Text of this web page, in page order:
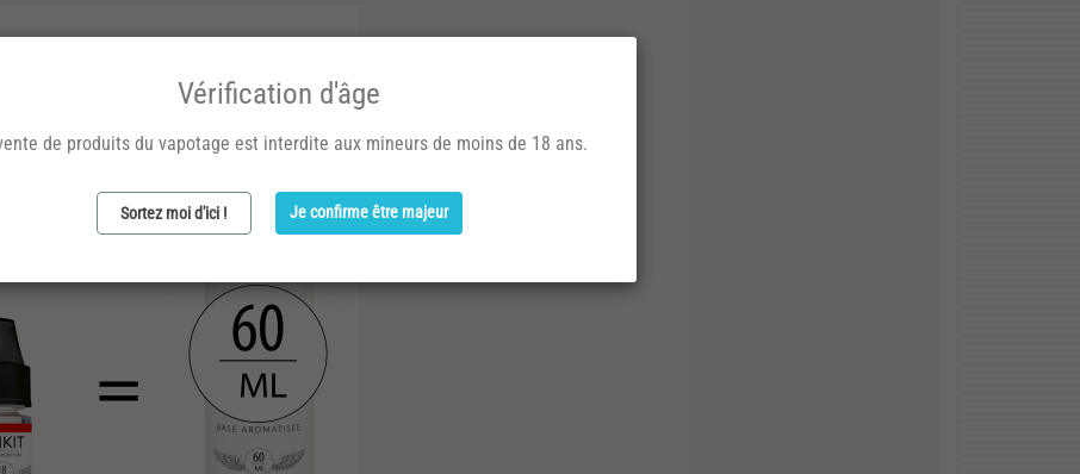
Vérification d'âge
de produits du vapotage est interdite aux mineurs de moins de 18 ans.
Sortez moi d'ici ! Je confirme être majeur